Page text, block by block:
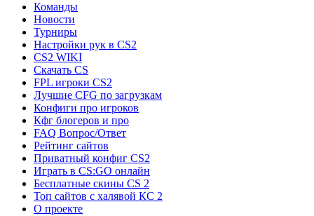
Команды
Новости
Турниры
Настройки рук в CS2
CS2 WIKI
Скачать CS
FPL игроки CS2
Лучшие CFG по загрузкам
Конфиги про игроков
Кфг блогеров и про
FAQ Вопрос/Ответ
Рейтинг сайтов
Приватный конфиг CS2
Играть в CS:GO онлайн
Бесплатные скины CS 2
Топ сайтов с халявой КС 2
О проекте